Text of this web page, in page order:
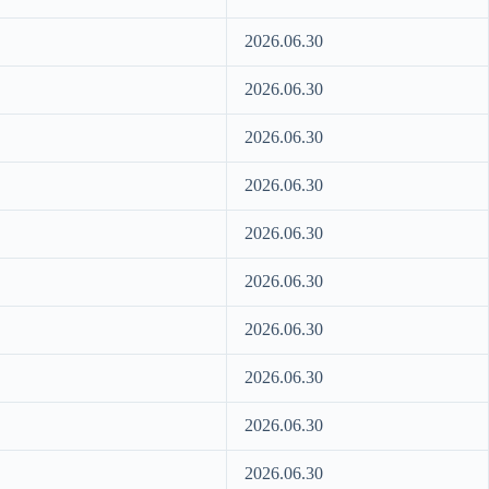
2026.06.30
2026.06.30
2026.06.30
2026.06.30
2026.06.30
2026.06.30
2026.06.30
2026.06.30
2026.06.30
2026.06.30